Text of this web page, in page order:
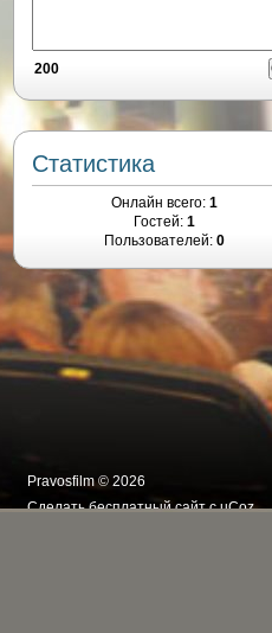
200
Статистика
Онлайн всего: 1
Гостей: 1
Пользователей: 0
Pravosfilm © 2026
Сделатьбесплатный сайтсuCoz